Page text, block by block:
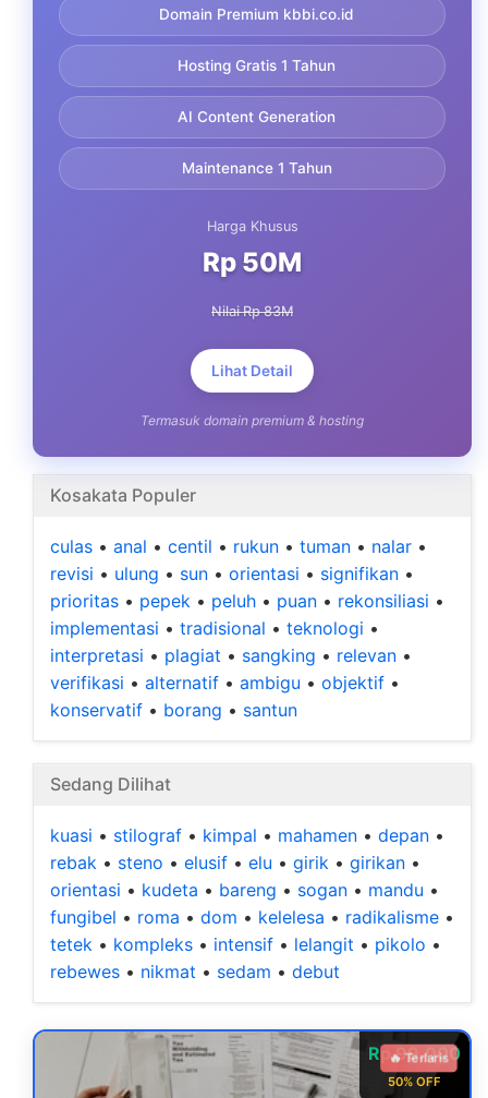
Domain Premium kbbi.co.id
Hosting Gratis 1 Tahun
AI Content Generation
Maintenance 1 Tahun
Harga Khusus
Rp 50M
Nilai Rp 83M
Lihat Detail
Termasuk domain premium & hosting
Kosakata Populer
culas • anal • centil • rukun • tuman • nalar •
revisi • ulung • sun • orientasi • signifikan •
prioritas • pepek • peluh • puan • rekonsiliasi •
implementasi • tradisional • teknologi •
interpretasi • plagiat • sangking • relevan •
verifikasi • alternatif • ambigu • objektif •
konservatif • borang • santun
Sedang Dilihat
kuasi • stilograf • kimpal • mahamen • depan •
rebak • steno • elusif • elu • girik • girikan •
orientasi • kudeta • bareng • sogan • mandu •
fungibel • roma • dom • kelelesa • radikalisme •
tetek • kompleks • intensif • lelangit • pikolo •
rebewes • nikmat • sedam • debut
Rp 99.000
50% OFF
🔥 Terlaris